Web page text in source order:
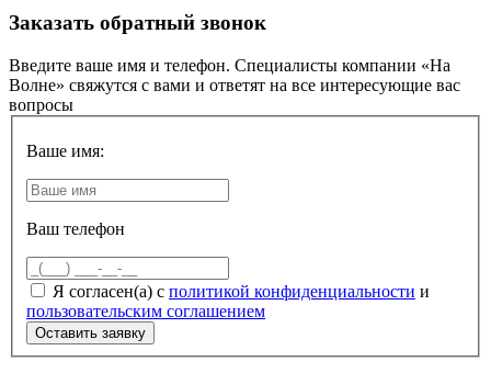
Заказать обратный звонок
Введите ваше имя и телефон. Специалисты компании «На
Волне» свяжутся с вами и ответят на все интересующие вас
вопросы
Ваше имя:
Ваш телефон
Я согласен(а) с политикой конфиденциальности и
пользовательским соглашением